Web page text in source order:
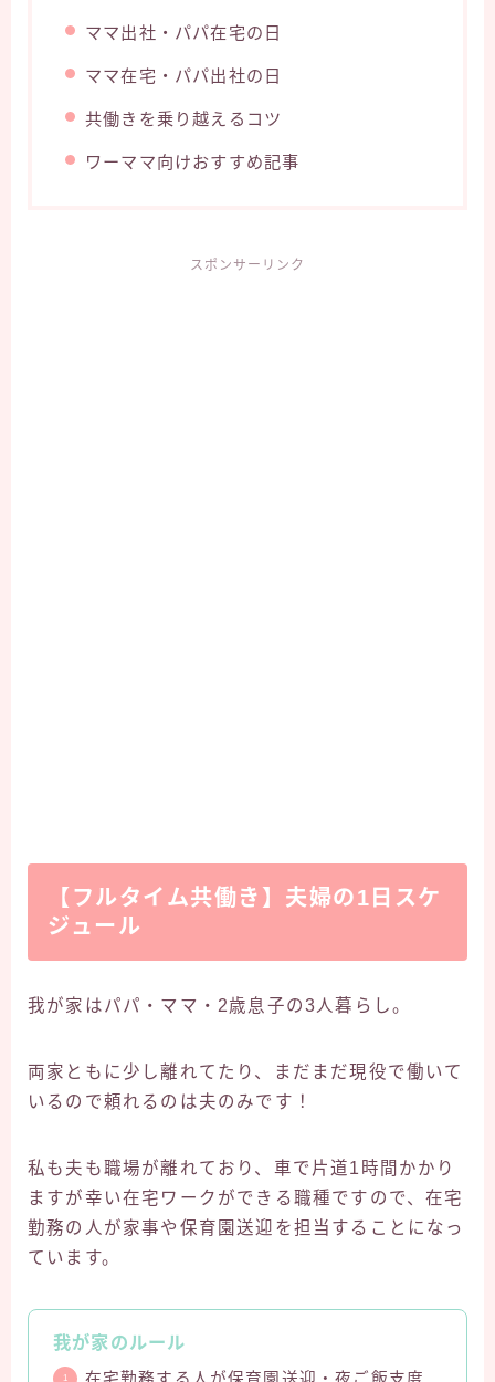
ママ出社・パパ在宅の日
ママ在宅・パパ出社の日
共働きを乗り越えるコツ
ワーママ向けおすすめ記事
スポンサーリンク
【フルタイム共働き】夫婦の1日スケ
ジュール
我が家はパパ・ママ・2歳息子の3人暮らし。
両家ともに少し離れてたり、まだまだ現役で働いて
いるので頼れるのは夫のみです！
私も夫も職場が離れており、車で片道1時間かかり
ますが幸い在宅ワークができる職種ですので、在宅
勤務の人が家事や保育園送迎を担当することになっ
ています。
我が家のルール